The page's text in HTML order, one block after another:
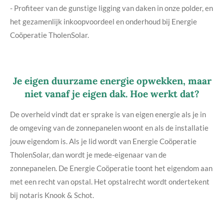
- Profiteer van de gunstige ligging van daken in onze polder, en
het gezamenlijk inkoopvoordeel en onderhoud bij Energie
Coöperatie TholenSolar.
Je eigen duurzame energie opwekken, maar
niet vanaf je eigen dak. Hoe werkt dat?
De overheid vindt dat er sprake is van eigen energie als je in
de omgeving van de zonnepanelen woont en als de installatie
jouw eigendom is. Als je lid wordt van Energie Coöperatie
TholenSolar, dan wordt je mede-eigenaar van de
zonnepanelen. De Energie Coöperatie toont het eigendom aan
met een recht van opstal. Het opstalrecht wordt ondertekent
bij notaris Knook & Schot.